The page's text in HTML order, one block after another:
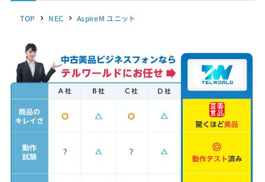
TOP NEC AspireM ユニット